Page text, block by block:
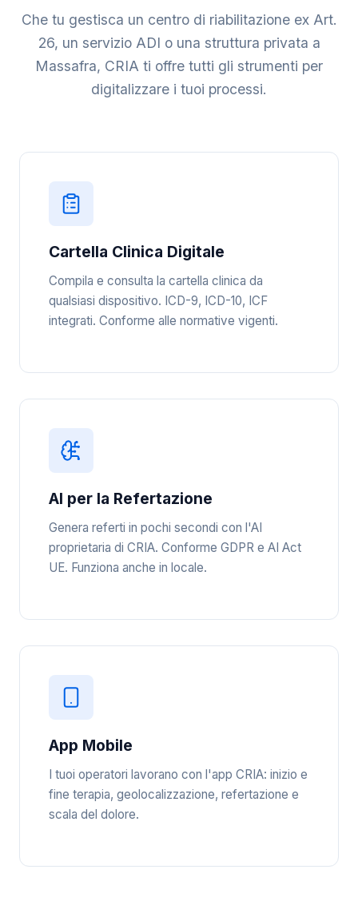
Che tu gestisca un centro di riabilitazione ex Art.
26, un servizio ADI o una struttura privata a
Massafra, CRIA ti offre tutti gli strumenti per
digitalizzare i tuoi processi.
Cartella Clinica Digitale
Compila e consulta la cartella clinica da
qualsiasi dispositivo. ICD-9, ICD-10, ICF
integrati. Conforme alle normative vigenti.
AI per la Refertazione
Genera referti in pochi secondi con l'AI
proprietaria di CRIA. Conforme GDPR e AI Act
UE. Funziona anche in locale.
App Mobile
I tuoi operatori lavorano con l'app CRIA: inizio e
fine terapia, geolocalizzazione, refertazione e
scala del dolore.